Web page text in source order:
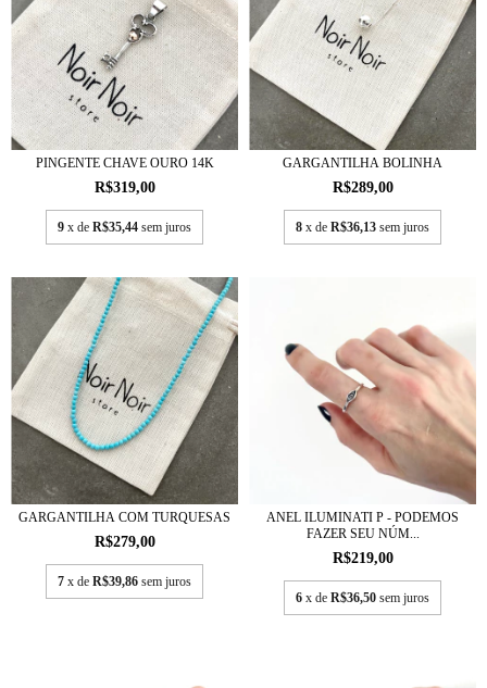
PINGENTE CHAVE OURO 14K
R$319,00
9 x de R$35,44 sem juros
GARGANTILHA BOLINHA
R$289,00
8 x de R$36,13 sem juros
GARGANTILHA COM TURQUESAS
R$279,00
7 x de R$39,86 sem juros
ANEL ILUMINATI P - PODEMOS
FAZER SEU NÚM...
R$219,00
6 x de R$36,50 sem juros